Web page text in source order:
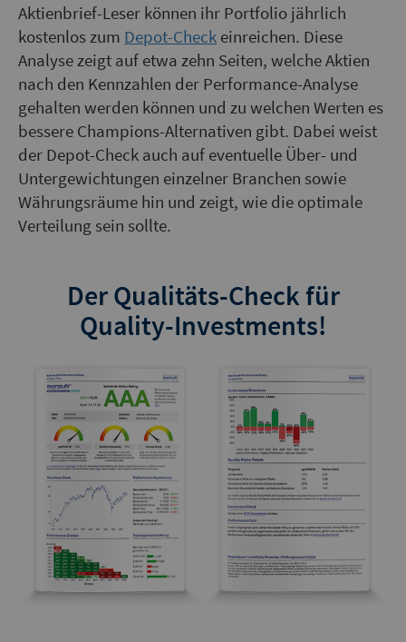
Aktienbrief-Leser können ihr Portfolio jährlich
kostenlos zum Depot-Check einreichen. Diese
Analyse zeigt auf etwa zehn Seiten, welche Aktien
nach den Kennzahlen der Performance-Analyse
gehalten werden können und zu welchen Werten es
bessere Champions-Alternativen gibt. Dabei weist
der Depot-Check auch auf eventuelle Über- und
Untergewichtungen einzelner Branchen sowie
Währungsräume hin und zeigt, wie die optimale
Verteilung sein sollte.
Der Qualitäts-Check für
Quality-Investments!